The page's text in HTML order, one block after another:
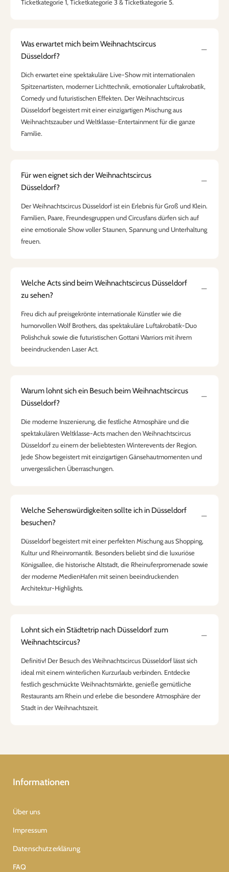
Ticketkategorie 1, Ticketkategorie 3 & Ticketkategorie 5.
Was erwartet mich beim Weihnachtscircus
Düsseldorf?
Dich erwartet eine spektakuläre Live-Show mit internationalen
Spitzenartisten, moderner Lichttechnik, emotionaler Luftakrobatik,
Comedy und futuristischen Effekten. Der Weihnachtscircus
Düsseldorf begeistert mit einer einzigartigen Mischung aus
Weihnachtszauber und Weltklasse-Entertainment für die ganze
Familie.
Für wen eignet sich der Weihnachtscircus
Düsseldorf?
Der Weihnachtscircus Düsseldorf ist ein Erlebnis für Groß und Klein.
Familien, Paare, Freundesgruppen und Circusfans dürfen sich auf
eine emotionale Show voller Staunen, Spannung und Unterhaltung
freuen.
Welche Acts sind beim Weihnachtscircus Düsseldorf
zu sehen?
Freu dich auf preisgekrönte internationale Künstler wie die
humorvollen Wolf Brothers, das spektakuläre Luftakrobatik-Duo
Polishchuk sowie die futuristischen Gottani Warriors mit ihrem
beeindruckenden Laser Act.
Warum lohnt sich ein Besuch beim Weihnachtscircus
Düsseldorf?
Die moderne Inszenierung, die festliche Atmosphäre und die
spektakulären Weltklasse-Acts machen den Weihnachtscircus
Düsseldorf zu einem der beliebtesten Winterevents der Region.
Jede Show begeistert mit einzigartigen Gänsehautmomenten und
unvergesslichen Überraschungen.
Welche Sehenswürdigkeiten sollte ich in Düsseldorf
besuchen?
Düsseldorf begeistert mit einer perfekten Mischung aus Shopping,
Kultur und Rheinromantik. Besonders beliebt sind die luxuriöse
Königsallee, die historische Altstadt, die Rheinuferpromenade sowie
der moderne MedienHafen mit seinen beeindruckenden
Architektur-Highlights.
Lohnt sich ein Städtetrip nach Düsseldorf zum
Weihnachtscircus?
Definitiv! Der Besuch des Weihnachtscircus Düsseldorf lässt sich
ideal mit einem winterlichen Kurzurlaub verbinden. Entdecke
festlich geschmückte Weihnachtsmärkte, genieße gemütliche
Restaurants am Rhein und erlebe die besondere Atmosphäre der
Stadt in der Weihnachtszeit.
Informationen
Über uns
Impressum
Datenschutzerklärung
FAQ